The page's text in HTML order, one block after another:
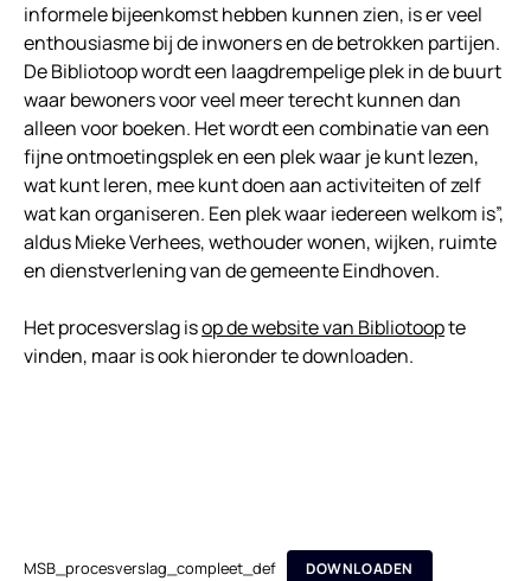
informele bijeenkomst hebben kunnen zien, is er veel
enthousiasme bij de inwoners en de betrokken partijen.
De Bibliotoop wordt een laagdrempelige plek in de buurt
waar bewoners voor veel meer terecht kunnen dan
alleen voor boeken. Het wordt een combinatie van een
fijne ontmoetingsplek en een plek waar je kunt lezen,
wat kunt leren, mee kunt doen aan activiteiten of zelf
wat kan organiseren. Een plek waar iedereen welkom is”,
aldus Mieke Verhees, wethouder wonen, wijken, ruimte
en dienstverlening van de gemeente Eindhoven.
Het procesverslag isop de website van Bibliotoopte
vinden, maar is ook hieronder te downloaden.
MSB_procesverslag_compleet_def DOWNLOADEN